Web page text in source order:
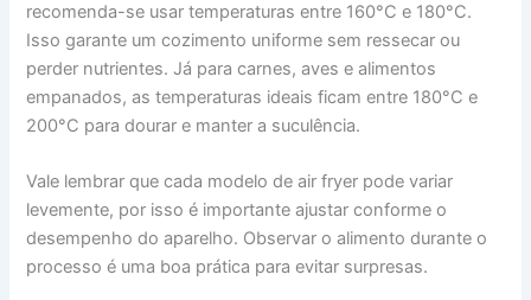
recomenda-se usar temperaturas entre 160°C e 180°C.
Isso garante um cozimento uniforme sem ressecar ou
perder nutrientes. Já para carnes, aves e alimentos
empanados, as temperaturas ideais ficam entre 180°C e
200°C para dourar e manter a suculência.
Vale lembrar que cada modelo de air fryer pode variar
levemente, por isso é importante ajustar conforme o
desempenho do aparelho. Observar o alimento durante o
processo é uma boa prática para evitar surpresas.